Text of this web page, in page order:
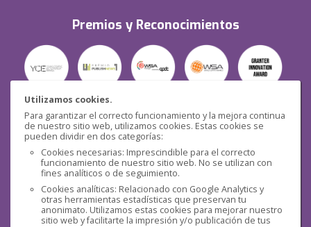
Utilizamos cookies.
Para garantizar el correcto funcionamiento y la mejora continua
de nuestro sitio web, utilizamos cookies. Estas cookies se
pueden dividir en dos categorías:
Cookies necesarias: Imprescindible para el correcto
funcionamiento de nuestro sitio web. No se utilizan con
fines analíticos o de seguimiento.
Cookies analíticas: Relacionado con Google Analytics y
otras herramientas estadísticas que preservan tu
anonimato. Utilizamos estas cookies para mejorar nuestro
sitio web y facilitarte la impresión y/o publicación de tus
Premios y Reconocimientos
Seguridad
Redes sociales